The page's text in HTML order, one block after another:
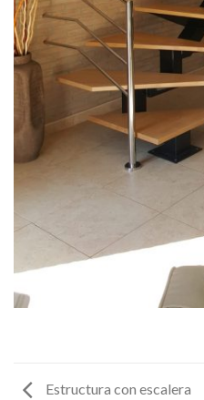
Estructura con escalera